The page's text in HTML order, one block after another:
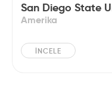
San Diego State
Amerika
İNCELE